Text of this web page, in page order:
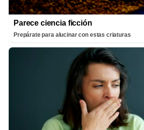
Parece ciencia ficción
Prepárate para alucinar con estas criaturas